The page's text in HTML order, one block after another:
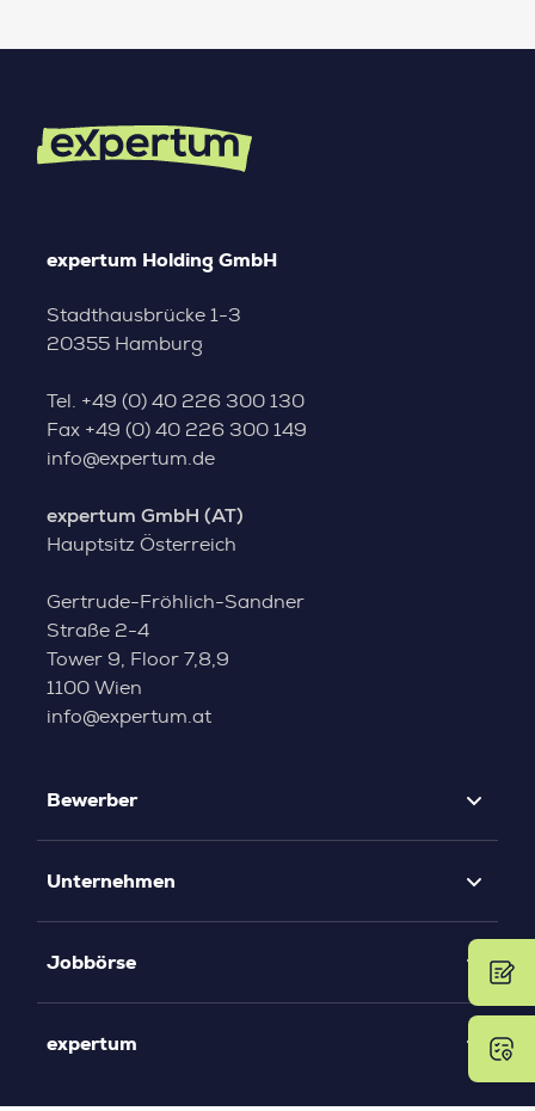
expertum Holding GmbH
Stadthausbrücke 1-3
20355 Hamburg
Tel. +49 (0) 40 226 300 130
Fax +49 (0) 40 226 300 149
info@expertum.de
expertum GmbH (AT)
Hauptsitz Österreich
Gertrude-Fröhlich-Sandner
Straße 2-4
Tower 9, Floor 7,8,9
1100 Wien
info@expertum.at
Bewerber
Unternehmen
Jobbörse
expertum